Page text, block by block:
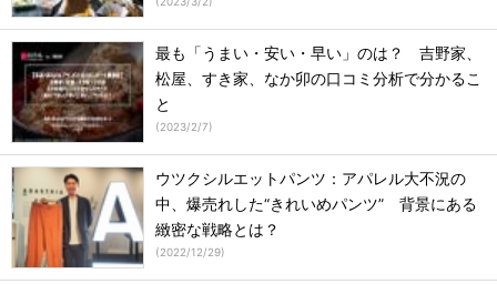
最も「うまい・安い・早い」のは？ 吉野家、
松屋、すき家、なか卯の口コミ分析で分かるこ
と
(2023/2/7)
ウツクシルエットパンツ：アパレル大不況の
中、爆売れした“きれいめパンツ” 背景にある
緻密な戦略とは？
(2022/12/29)